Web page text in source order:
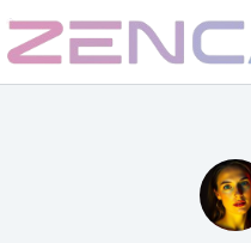
do
treści